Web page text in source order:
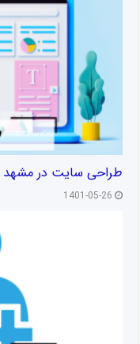
طراحی سایت در مشهد
1401-05-26